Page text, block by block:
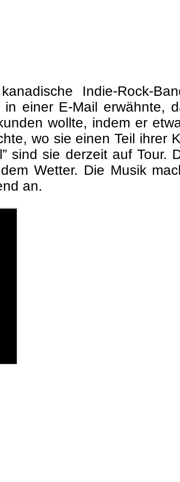
Indie-Rock-
einer E-Mail erwähnte,
wollte, indem er
wo sie einen Teil ihrer
sind sie derzeit auf Tour.
Wetter. Die Musik
an.